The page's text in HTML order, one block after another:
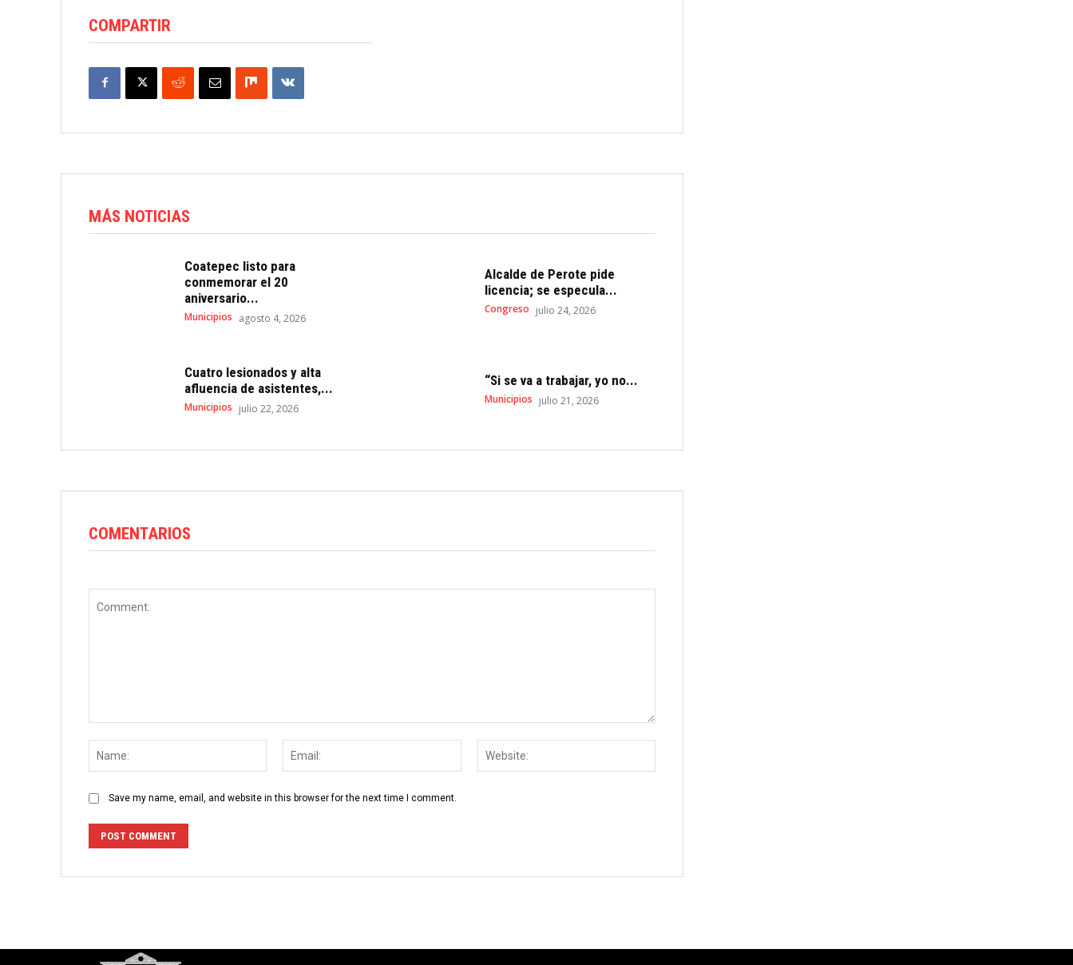
COMPARTIR
MÁS NOTICIAS
Coatepec listo para
conmemorar el 20
aniversario...
Municipios agosto 4, 2026
Alcalde de Perote pide
licencia; se especula...
Congreso julio 24, 2026
Cuatro lesionados y alta
afluencia de asistentes,...
Municipios julio 22, 2026
“Si se va a trabajar, yo no...
Municipios julio 21, 2026
COMENTARIOS
Save my name, email, and website in this browser for the next time I comment.